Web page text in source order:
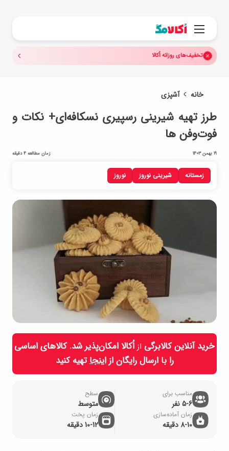
منو
تخفیف‌های روزانه اُکالا
خانه آشپزی
زمستانه شیرینی نوروز نوروز
طرز تهیه شیرینی رسپیری نسکافه‌‌ای+ نکات و
فوت‌وفن ها
19 بهمن 1403 زمان مطالعه 4 دقیقه
خرید آنلاین کالابرگی از اُکالا امکان‌پذیر شد. کالاهای اساسی
را با ارسال رایگان ازاینجاتهیه کنید
مناسب برای
5-6 نفر
سطح
متوسط
زمان آماده‌سازی
8-10 دقیقه
زمان پخت
10-12 دقیقه